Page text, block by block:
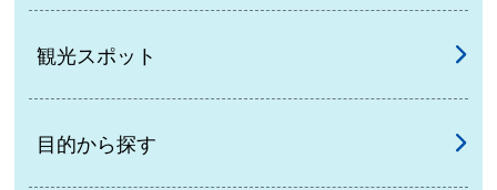
観光スポット
目的から探す